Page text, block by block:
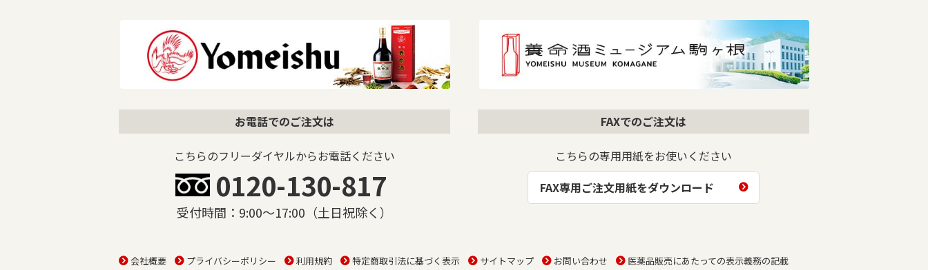
お電話でのご注文は
こちらのフリーダイヤルからお電話ください
0120-130-817
受付時間：9:00〜17:00（土日祝除く）
FAXでのご注文は
こちらの専用用紙をお使いください
FAX専用ご注文用紙をダウンロード
会社概要 プライバシーポリシー 利用規約 特定商取引法に基づく表示 サイトマップ お問い合わせ 医薬品販売にあたっての表示義務の記載